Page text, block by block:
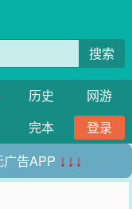
搜索
历史
网游
完本
登录
告APP ↓↓↓